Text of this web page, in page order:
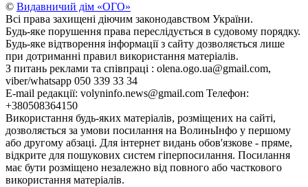
© Видавничий дім «ОГО»
Всі права захищені діючим законодавством України.
Будь-яке порушення права переслідується в судовому порядку.
Будь-яке відтворення інформації з сайту дозволяється лише
при дотриманні правил використання матеріалів.
З питань реклами та співпраці : olena.ogo.ua@gmail.com,
viber/whatsapp 050 339 33 34
E-mail редакції: volyninfo.news@gmail.com Телефон:
+380508364150
Використання будь-яких матеріалів, розміщених на сайті,
дозволяється за умови посилання на ВолиньІнфо у першому
або другому абзаці. Для інтернет видань обов'язкове - пряме,
відкрите для пошукових систем гіперпосилання. Посилання
має бути розміщено незалежно від повного або часткового
використання матеріалів.